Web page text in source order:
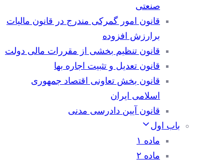
صنعتی
قانون امور گمرکی مندرج در قانون مالیات
برارزش افزوده
قانون تنظیم بخشی از مقررات مالی دولت
قانون تعدیل و تثبیت اجاره بها
قانون بخش تعاونی اقتصاد جمهوری
اسلامی ایران
قانون آیین دادرسی مدنی
باب اول
ماده ۱
ماده ۲